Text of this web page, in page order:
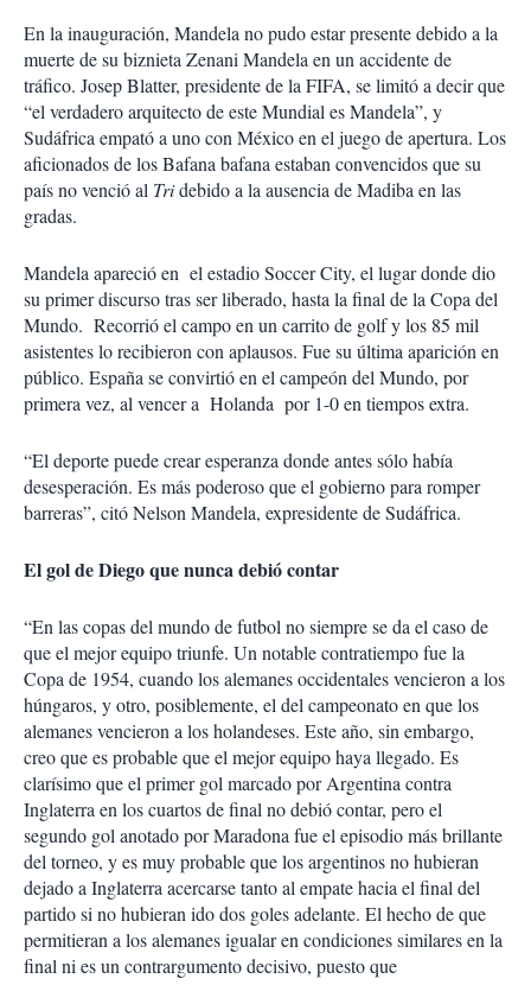
En la inauguración, Mandela no pudo estar presente debido a la
muerte de su biznieta Zenani Mandela en un accidente de
tráfico. Josep Blatter, presidente de la FIFA, se limitó a decir que
“el verdadero arquitecto de este Mundial es Mandela”, y
Sudáfrica empató a uno con México en el juego de apertura. Los
aficionados de los Bafana bafana estaban convencidos que su
país no venció al Tridebido a la ausencia de Madiba en las
gradas.
Mandela apareció en el estadio Soccer City, el lugar donde dio
su primer discurso tras ser liberado, hasta la final de la Copa del
Mundo. Recorrió el campo en un carrito de golf y los 85 mil
asistentes lo recibieron con aplausos. Fue su última aparición en
público. España se convirtió en el campeón del Mundo, por
primera vez, al vencer a Holanda por 1-0 en tiempos extra.
“El deporte puede crear esperanza donde antes sólo había
desesperación. Es más poderoso que el gobierno para romper
barreras”, citó Nelson Mandela, expresidente de Sudáfrica.
El gol de Diego que nunca debió contar
“En las copas del mundo de futbol no siempre se da el caso de
que el mejor equipo triunfe. Un notable contratiempo fue la
Copa de 1954, cuando los alemanes occidentales vencieron a los
húngaros, y otro, posiblemente, el del campeonato en que los
alemanes vencieron a los holandeses. Este año, sin embargo,
creo que es probable que el mejor equipo haya llegado. Es
clarísimo que el primer gol marcado por Argentina contra
Inglaterra en los cuartos de final no debió contar, pero el
segundo gol anotado por Maradona fue el episodio más brillante
del torneo, y es muy probable que los argentinos no hubieran
dejado a Inglaterra acercarse tanto al empate hacia el final del
partido si no hubieran ido dos goles adelante. El hecho de que
permitieran a los alemanes igualar en condiciones similares en la
final ni es un contrargumento decisivo, puesto que